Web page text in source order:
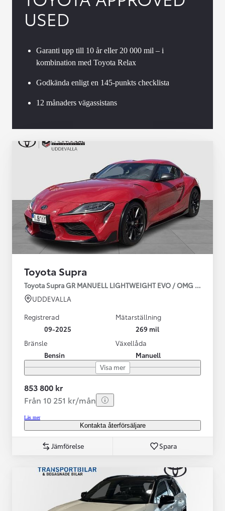
USED
Garanti upp till 10 år eller 20 000 mil – i
kombination med Toyota Relax
Godkända enligt en 145-punkts checklista
12 månaders vägassistans
Toyota Supra
Toyota Supra GR MANUELL LIGHTWEIGHT EVO / OMG LEV!
UDDEVALLA
Registrerad
09-2025
Mätarställning
269 mil
Bränsle
Bensin
Växellåda
Manuell
Visa mer
853 800 kr
Från 10 251 kr/mån
Läs mer
Kontakta återförsäljare
Jämförelse Spara